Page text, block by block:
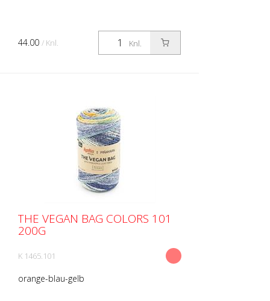
Knl.
44.00 / Knl.
THE VEGAN BAG COLORS 101
200G
K 1465.101
orange-blau-gelb